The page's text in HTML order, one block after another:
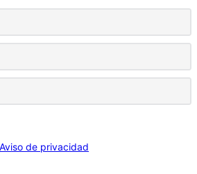
Aviso de privacidad